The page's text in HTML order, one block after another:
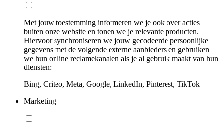
Met jouw toestemming informeren we je ook over acties
buiten onze website en tonen we je relevante producten.
Hiervoor synchroniseren we jouw gecodeerde persoonlijke
gegevens met de volgende externe aanbieders en gebruiken
we hun online reclamekanalen als je al gebruik maakt van hun
diensten:
Bing, Criteo, Meta, Google, LinkedIn, Pinterest, TikTok
Marketing